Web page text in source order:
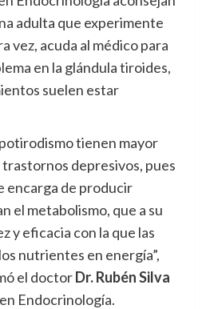
adulta que experimente
vez, acuda al médico para
en la glándula tiroides,
suelen estar
tienen mayor
depresivos, pues
encarga de producir
el metabolismo, que a su
y eficacia con la que las
nutrientes en energía”,
el doctorDr. Rubén Silva
Endocrinología.